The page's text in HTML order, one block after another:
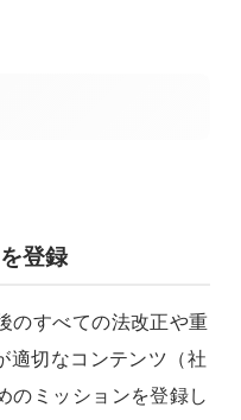
登録
のすべての法改正や重
適切なコンテンツ（社
のミッションを登録し